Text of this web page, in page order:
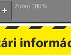
Zoom 100%